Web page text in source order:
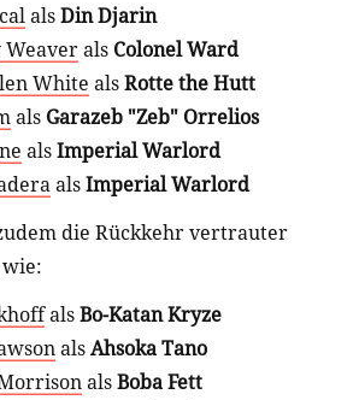
alsDin Djarin
Weaverals Colonel Ward
White alsRotte the Hutt
als Garazeb "Zeb" Orrelios
alsImperial Warlord
alsImperial Warlord
die Rückkehr vertrauter
alsBo-Katan Kryze
alsAhsoka Tano
alsBoba Fett